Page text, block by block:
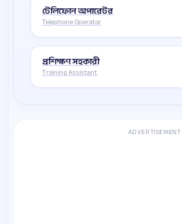
টেলিফোন অপারেটর
Telephone Operator
প্রশিক্ষণ সহকারী
Training Assistant
ADVERTISEMENT